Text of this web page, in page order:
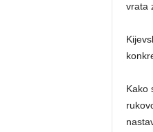
vrata
Kako